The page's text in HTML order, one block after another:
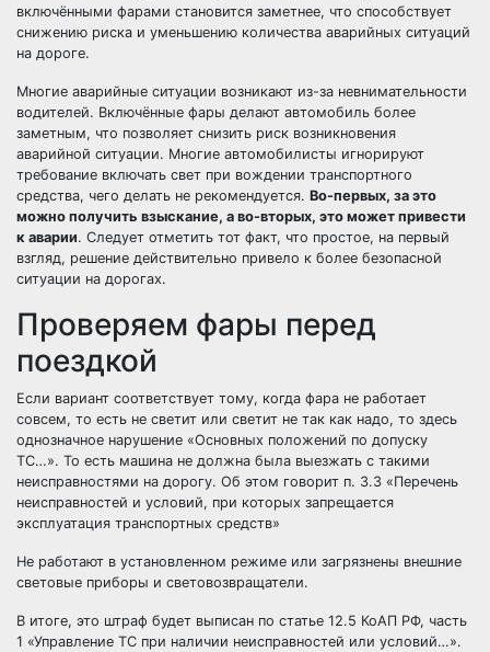
включёнными фарами становится заметнее, что способствует
снижению риска и уменьшению количества аварийных ситуаций
на дороге.
Многие аварийные ситуации возникают из-за невнимательности
водителей. Включённые фары делают автомобиль более
заметным, что позволяет снизить риск возникновения
аварийной ситуации. Многие автомобилисты игнорируют
требование включать свет при вождении транспортного
средства, чего делать не рекомендуется. Во-первых, за это
можно получить взыскание, а во-вторых, это может привести
к аварии. Следует отметить тот факт, что простое, на первый
взгляд, решение действительно привело к более безопасной
ситуации на дорогах.
Проверяем фары перед
поездкой
Если вариант соответствует тому, когда фара не работает
совсем, то есть не светит или светит не так как надо, то здесь
однозначное нарушение «Основных положений по допуску
ТС…». То есть машина не должна была выезжать с такими
неисправностями на дорогу. Об этом говорит п. 3.3 «Перечень
неисправностей и условий, при которых запрещается
эксплуатация транспортных средств»
Не работают в установленном режиме или загрязнены внешние
световые приборы и световозвращатели.
В итоге, это штраф будет выписан по статье 12.5 КоАП РФ, часть
1 «Управление ТС при наличии неисправностей или условий…».